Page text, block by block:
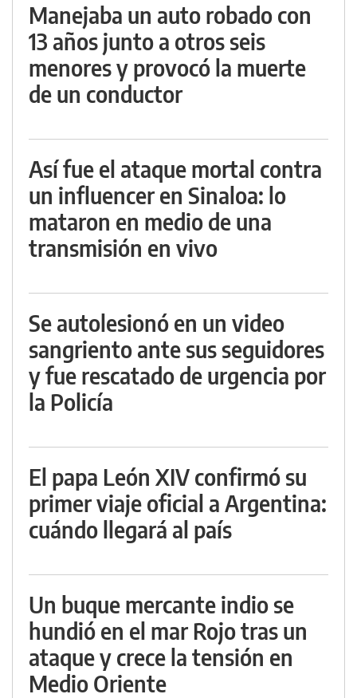
Manejaba un auto robado con
13 años junto a otros seis
menores y provocó la muerte
de un conductor
Así fue el ataque mortal contra
un influencer en Sinaloa: lo
mataron en medio de una
transmisión en vivo
Se autolesionó en un video
sangriento ante sus seguidores
y fue rescatado de urgencia por
la Policía
El papa León XIV confirmó su
primer viaje oficial a Argentina:
cuándo llegará al país
Un buque mercante indio se
hundió en el mar Rojo tras un
ataque y crece la tensión en
Medio Oriente